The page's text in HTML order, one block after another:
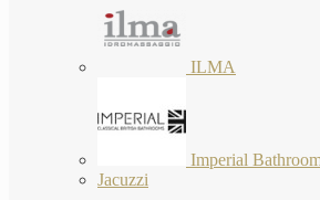
ILMA
Imperial
Jacuzzi